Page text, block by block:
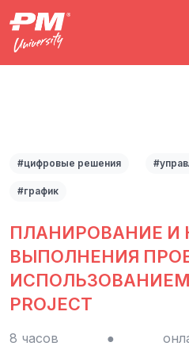
#цифровые решения
#график
ПЛАНИРОВАНИЕ И
ВЫПОЛНЕНИЯ
ИСПОЛЬЗОВАНИЕМ
PROJECT
8 часов ●